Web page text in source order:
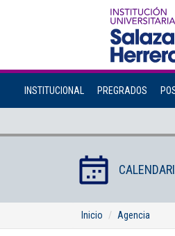
INSTITUCIONAL PREGRADOS
Inicio Agencia